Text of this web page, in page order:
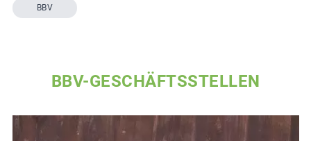
BBV
BBV-GESCHÄFTSSTELLEN